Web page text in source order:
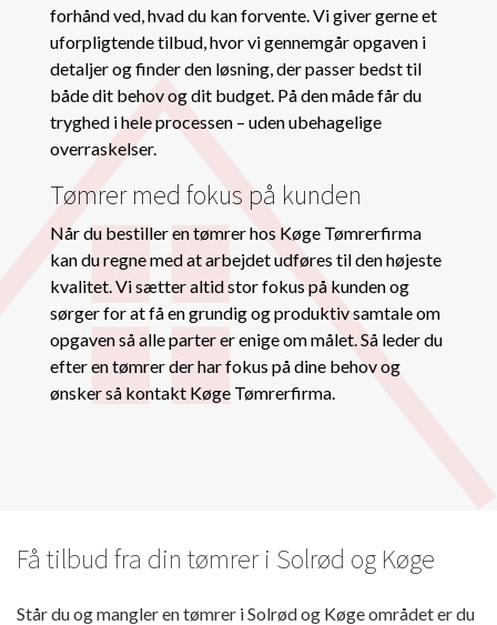
forhånd ved, hvad du kan forvente. Vi giver gerne et
uforpligtende tilbud, hvor vi gennemgår opgaven i
detaljer og finder den løsning, der passer bedst til
både dit behov og dit budget. På den måde får du
tryghed i hele processen – uden ubehagelige
overraskelser.
Tømrer med fokus på kunden
Når du bestiller en tømrer hos Køge Tømrerfirma
kan du regne med at arbejdet udføres til den højeste
kvalitet. Vi sætter altid stor fokus på kunden og
sørger for at få en grundig og produktiv samtale om
opgaven så alle parter er enige om målet. Så leder du
efter en tømrer der har fokus på dine behov og
ønsker så kontakt Køge Tømrerfirma.
Få tilbud fra din tømrer i Solrød og Køge
Står du og mangler en tømrer i Solrød og Køge området er du